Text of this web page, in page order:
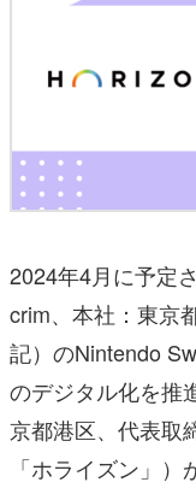
2024年4月に予定
crim、本社：東京
記）のNintendo
のデジタル化を推
京都港区、代表取
「ホライズン」